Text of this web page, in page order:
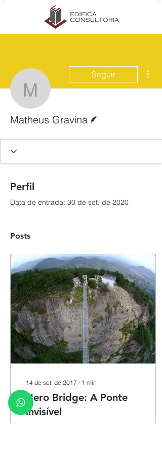
Matheus Gravina
Seguir
Matheus Gravina
Perfil
Data de entrada: 30 de set. de 2020
Posts
14 de set. de 2017 ∙ 1 min
Hero Bridge: A Ponte
invisível